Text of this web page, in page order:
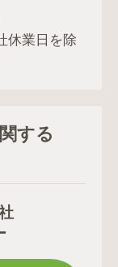
休業日を除
する